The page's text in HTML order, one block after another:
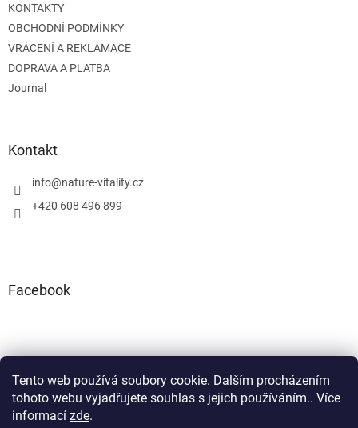
Tento web používá soubory cookie. Dalším procházením
tohoto webu vyjadřujete souhlas s jejich používáním.. Více
informací zde.
KONTAKTY
OBCHODNÍ PODMÍNKY
VRÁCENÍ A REKLAMACE
DOPRAVA A PLATBA
Journal
Kontakt
info@nature-vitality.cz
+420 608 496 899
Facebook
Instagram